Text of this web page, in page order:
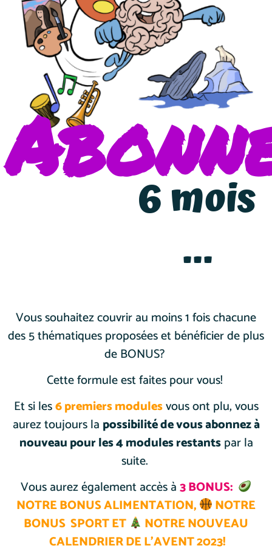
6 mois
...
Vous souhaitez couvrir au moins 1 fois chacune
des 5 thématiques proposées et bénéficier de plus
de BONUS?
Cette formule est faites pour vous!
Et si les6 premiers modulesvous ont plu, vous
aurez toujours la possibilité de vous abonnez à
nouveau pour les 4 modules restantspar la
suite.
Vous aurez également accès à3 BONUS:
NOTRE BONUSALIMENTATION,
NOTRE
BONUS SPORT ET
NOTRE NOUVEAU
CALENDRIER DE L’AVENT 2023!